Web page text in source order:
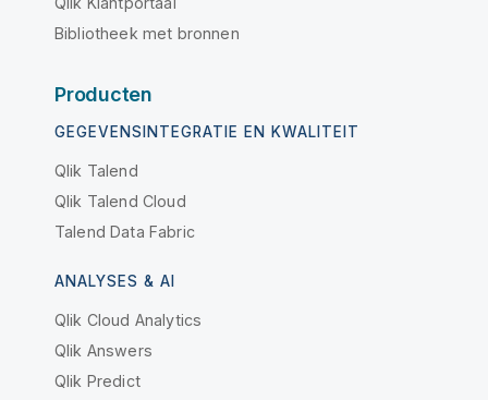
Bibliotheek met bronnen
Producten
GEGEVENSINTEGRATIE EN KWALITEIT
Qlik Talend
Qlik Talend Cloud
Talend Data Fabric
ANALYSES & AI
Qlik Cloud Analytics
Qlik Answers
Qlik Predict